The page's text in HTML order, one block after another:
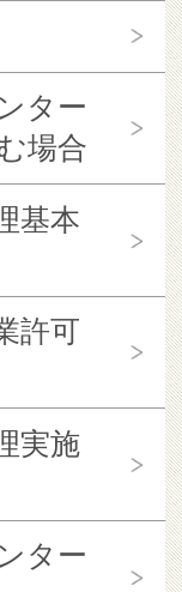
ター
場合
基本
許可
実施
ター